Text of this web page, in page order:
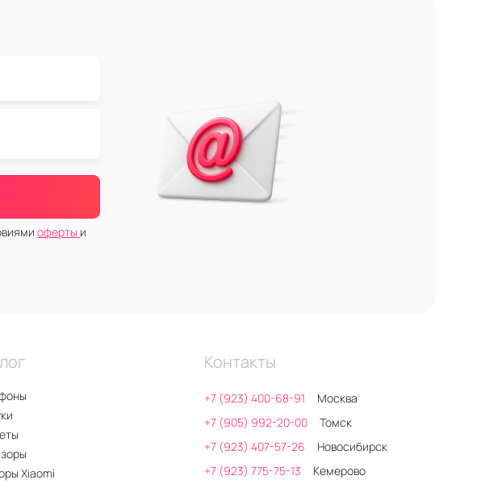
оферты и
Xiaomi
Контакты
+7 (923) 400-68-91
Москва
+7 (905) 992-20-00
Томск
+7 (923) 407-57-26
Новосибирск
+7 (923) 775-75-13
Кемерово